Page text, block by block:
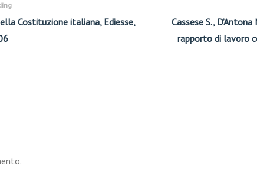
Costituzione italiana, Ediesse,
Cassese S.,
rapporto di lavoro